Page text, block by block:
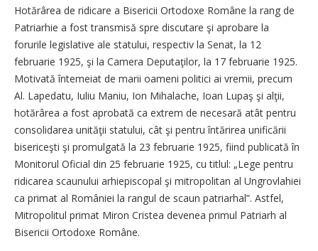
Hotărârea de ridicare a Bisericii Ortodoxe Române la rang de
Patriarhie a fost transmisă spre discutare şi aprobare la
forurile legislative ale statului, respectiv la Senat, la 12
februarie 1925, şi la Camera Deputaţilor, la 17 februarie 1925.
Motivată întemeiat de marii oameni politici ai vremii, precum
Al. Lapedatu, Iuliu Maniu, Ion Mihalache, Ioan Lupaş şi alţii,
hotărârea a fost aprobată ca extrem de necesară atât pentru
consolidarea unităţii statului, cât şi pentru întărirea unificării
bisericeşti şi promulgată la 23 februarie 1925, fiind publicată în
Monitorul Oficial din 25 februarie 1925, cu titlul: „Lege pentru
ridicarea scaunului arhiepiscopal şi mitropolitan al Ungrovlahiei
ca primat al României la rangul de scaun patriarhal”. Astfel,
Mitropolitul primat Miron Cristea devenea primul Patriarh al
Bisericii Ortodoxe Române.